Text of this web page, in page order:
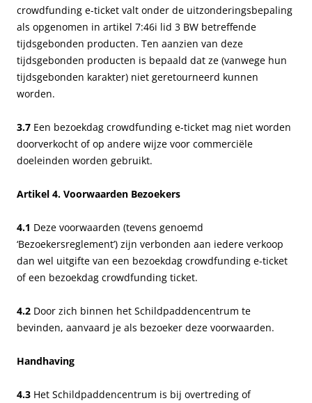
crowdfunding e-ticket valt onder de uitzonderingsbepaling
als opgenomen in artikel 7:46i lid 3 BW betreffende
tijdsgebonden producten. Ten aanzien van deze
tijdsgebonden producten is bepaald dat ze (vanwege hun
tijdsgebonden karakter) niet geretourneerd kunnen
worden.
3.7 Een bezoekdag crowdfunding e-ticket mag niet worden
doorverkocht of op andere wijze voor commerciële
doeleinden worden gebruikt.
Artikel 4. Voorwaarden Bezoekers
4.1 Deze voorwaarden (tevens genoemd
‘Bezoekersreglement’) zijn verbonden aan iedere verkoop
dan wel uitgifte van een bezoekdag crowdfunding e-ticket
of een bezoekdag crowdfunding ticket.
4.2 Door zich binnen het Schildpaddencentrum te
bevinden, aanvaard je als bezoeker deze voorwaarden.
Handhaving
4.3 Het Schildpaddencentrum is bij overtreding of